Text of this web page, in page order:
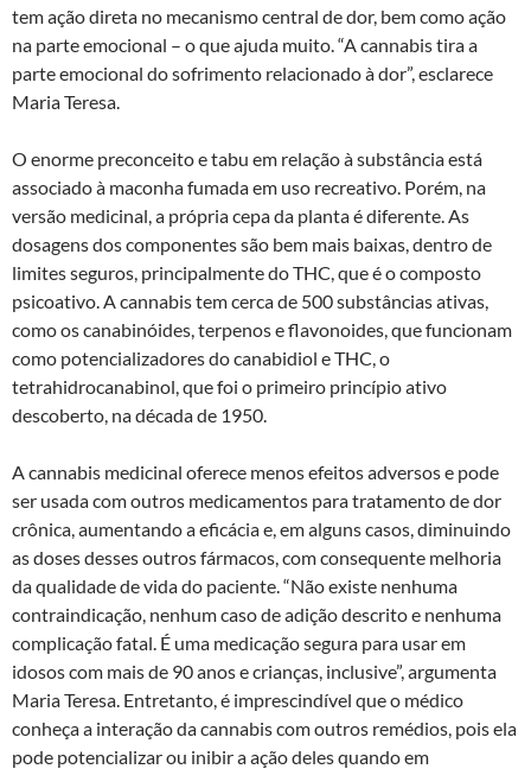
tem ação direta no mecanismo central de dor, bem como ação
na parte emocional – o que ajuda muito. “A cannabis tira a
parte emocional do sofrimento relacionado à dor”, esclarece
Maria Teresa.
O enorme preconceito e tabu em relação à substância está
associado à maconha fumada em uso recreativo. Porém, na
versão medicinal, a própria cepa da planta é diferente. As
dosagens dos componentes são bem mais baixas, dentro de
limites seguros, principalmente do THC, que é o composto
psicoativo. A cannabis tem cerca de 500 substâncias ativas,
como os canabinóides, terpenos e flavonoides, que funcionam
como potencializadores do canabidiol e THC, o
tetrahidrocanabinol, que foi o primeiro princípio ativo
descoberto, na década de 1950.
A cannabis medicinal oferece menos efeitos adversos e pode
ser usada com outros medicamentos para tratamento de dor
crônica, aumentando a eficácia e, em alguns casos, diminuindo
as doses desses outros fármacos, com consequente melhoria
da qualidade de vida do paciente. “Não existe nenhuma
contraindicação, nenhum caso de adição descrito e nenhuma
complicação fatal. É uma medicação segura para usar em
idosos com mais de 90 anos e crianças, inclusive”, argumenta
Maria Teresa. Entretanto, é imprescindível que o médico
conheça a interação da cannabis com outros remédios, pois ela
pode potencializar ou inibir a ação deles quando em